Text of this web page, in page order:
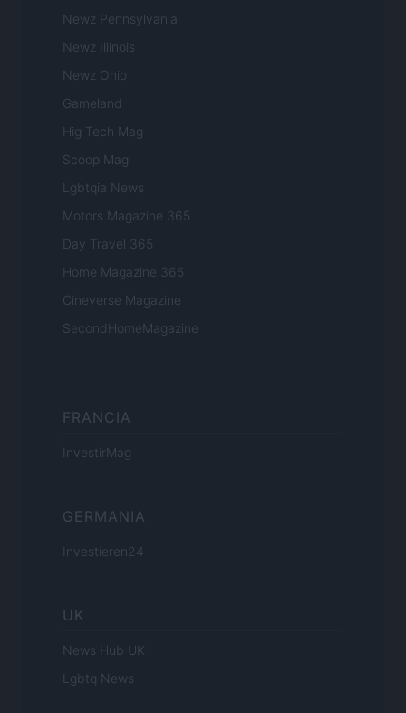
Newz Pennsylvania
Newz Illinois
Newz Ohio
Gameland
Hig Tech Mag
Scoop Mag
Lgbtqia News
Motors Magazine 365
Day Travel 365
Home Magazine 365
Cineverse Magazine
SecondHomeMagazine
FRANCIA
InvestirMag
GERMANIA
Investieren24
UK
News Hub UK
Lgbtq News